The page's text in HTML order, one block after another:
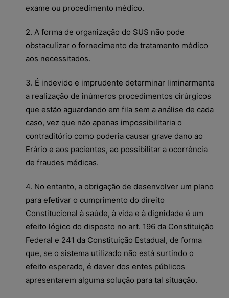
exame ou procedimento médico.
2. A forma de organização do SUS não pode
obstaculizar o fornecimento de tratamento médico
aos necessitados.
3. É indevido e imprudente determinar liminarmente
a realização de inúmeros procedimentos cirúrgicos
que estão aguardando em fila sem a análise de cada
caso, vez que não apenas impossibilitaria o
contraditório como poderia causar grave dano ao
Erário e aos pacientes, ao possibilitar a ocorrência
de fraudes médicas.
4. No entanto, a obrigação de desenvolver um plano
para efetivar o cumprimento do direito
Constitucional à saúde, à vida e à dignidade é um
efeito lógico do disposto no art. 196 da Constituição
Federal e 241 da Constituição Estadual, de forma
que, se o sistema utilizado não está surtindo o
efeito esperado, é dever dos entes públicos
apresentarem alguma solução para tal situação.